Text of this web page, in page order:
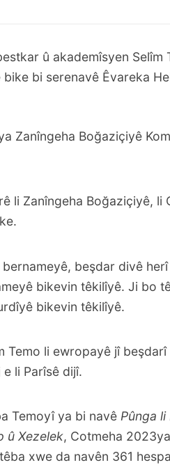
û akademîsyen
bi serenavê Êvareka
Zanîngeha Boğaziçiyê
li Zanîngeha Boğaziçiyê, li
beşdar divê
bikevin têkilîyê. Ji bo
yê bikevin têkilîyê.
Temo li ewropayê jî
li Parîsê dijî.
Temoyî ya bi navê Pûnga li
û Xezelek, Cotmeha
xwe da navên 361